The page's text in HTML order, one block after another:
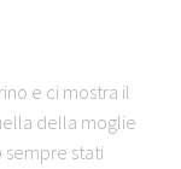
e ci mostra il
della moglie
sempre stati